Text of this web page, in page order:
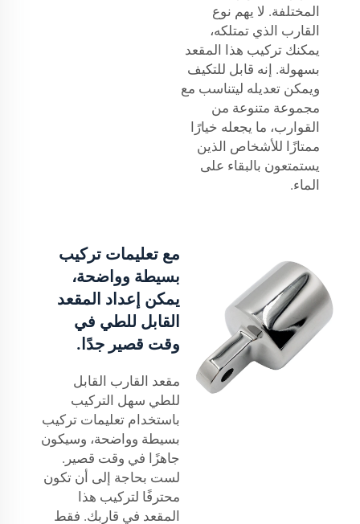
المختلفة. لا يهم نوع
القارب الذي تمتلكه،
يمكنك تركيب هذا المقعد
بسهولة. إنه قابل للتكيف
ويمكن تعديله ليتناسب مع
مجموعة متنوعة من
القوارب، ما يجعله خيارًا
ممتازًا للأشخاص الذين
يستمتعون بالبقاء على
الماء.
مع تعليمات تركيب
بسيطة وواضحة،
يمكن إعداد المقعد
القابل للطي في
وقت قصير جدًا.
مقعد القارب القابل
للطي سهل التركيب
باستخدام تعليمات تركيب
بسيطة وواضحة، وسيكون
جاهزًا في وقت قصير.
لست بحاجة إلى أن تكون
محترفًا لتركيب هذا
المقعد في قاربك. فقط